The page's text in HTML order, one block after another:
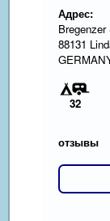
Адрес:
88131
32
отзывы